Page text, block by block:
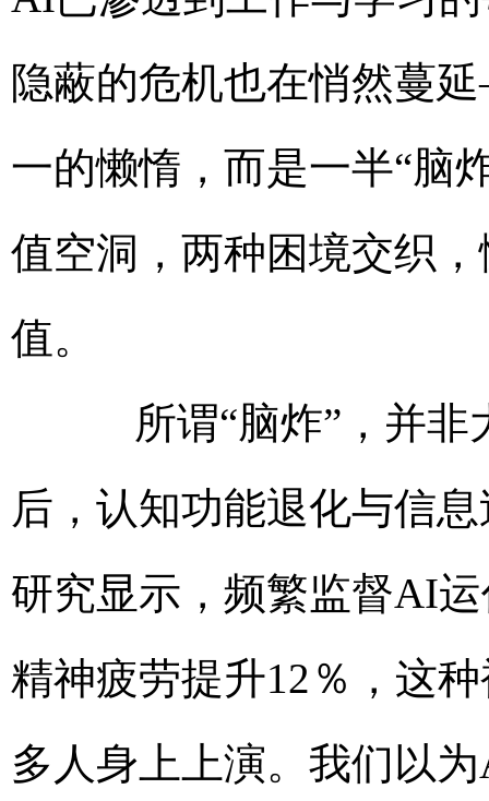
隐蔽的危机也在悄然蔓
一的懒惰，而是一半“脑
值空洞，两种困境交织
值。
所谓“脑炸”，并非
后，认知功能退化与信
研究显示，频繁监督AI
精神疲劳提升12％，这
多人身上上演。我们以